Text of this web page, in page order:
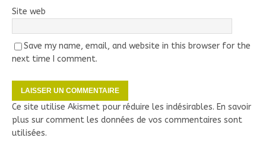
Site web
Save my name, email, and website in this browser for the
next time I comment.
Ce site utilise Akismet pour réduire les indésirables. En savoir
plus sur comment les données de vos commentaires sont
utilisées.